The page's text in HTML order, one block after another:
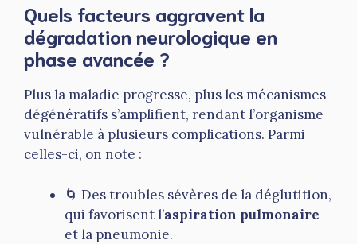
Quels facteurs aggravent la
dégradation neurologique en
phase avancée ?
Plus la maladie progresse, plus les mécanismes
dégénératifs s’amplifient, rendant l’organisme
vulnérable à plusieurs complications. Parmi
celles-ci, on note :
🌀 Des troubles sévères de la déglutition,
qui favorisent l’aspiration pulmonaire
et la pneumonie.